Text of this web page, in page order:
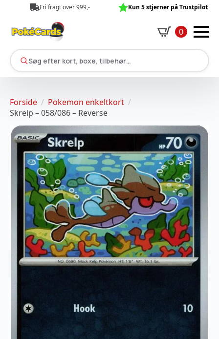
Fri fragt over 999,- Kun 5 stjerner på Trustpilot
0
Søg efter kort, boxe, tilbehør…
Forside
Pokemon enkeltkort
Skrelp – 058/086 – Reverse